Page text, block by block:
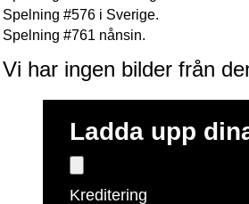
Spelning #576 i Sverige.
Spelning #761 nånsin.
Vi har ingen bilder från
Ladda upp
Kreditering